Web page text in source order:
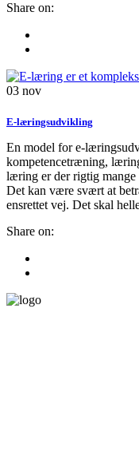
Share on:
03 nov
E-læringsudvikling
En model for e-
kompetencetræning,
læring er der rigtig
Det kan være svært at
ensrettet vej. Det skal
Share on: